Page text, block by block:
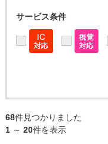
サービス条件
68件見つかりました
1 ～ 20件を表示